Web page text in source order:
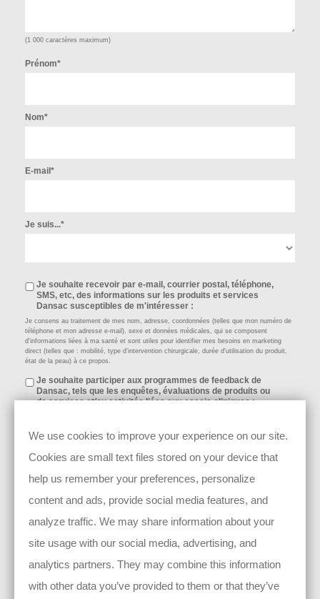
We use cookies to improve your experience on our site.
Cookies are small text files stored on your device that
help us remember your preferences, personalize
content and ads, provide social media features, and
analyze traffic. We may share information about your
site usage with our social media, advertising, and
analytics partners. They may combine this information
with other data you’ve provided to them or that they’ve
(1 000 caractères maximum)
Prénom*
Nom*
E-mail*
Je suis...*
Je souhaite recevoir par e-mail, courrier postal, téléphone,
SMS, etc, des informations sur les produits et services
Dansac susceptibles de m'intéresser :
Je consens au traitement de mes nom, adresse, coordonnées (telles que mon numéro de
téléphone et mon adresse e-mail), sexe et données médicales, qui se composent
d'informations liées à ma santé et sont utiles pour identifier mes besoins en marketing
direct (telles que : mobilité, type d'intervention chirurgicale, durée d'utilisation du produit,
état de la peau) à ce propos.
Je souhaite participer aux programmes de feedback de
Dansac, tels que les enquêtes, évaluations de produits ou
de services et/ou activités liées aux essais cliniques :
se composent d'informations liées à ma santé et sont nécessaires pour s'assurer du bien-
d'utilisation du produit, état de la peau) à ce propos.
En cliquant sur « Soumettre », je déclare que je consens à ce que
Dansac Limited et son groupe de sociétés(voir ici) , puisse collecter, traiter et
mon histoire et/ou l'utilisation de mon histoire et/ou de mes photos dans de
futurs supports.
Vous avez le droit de retirer votre consentement à tout moment en envoyant un